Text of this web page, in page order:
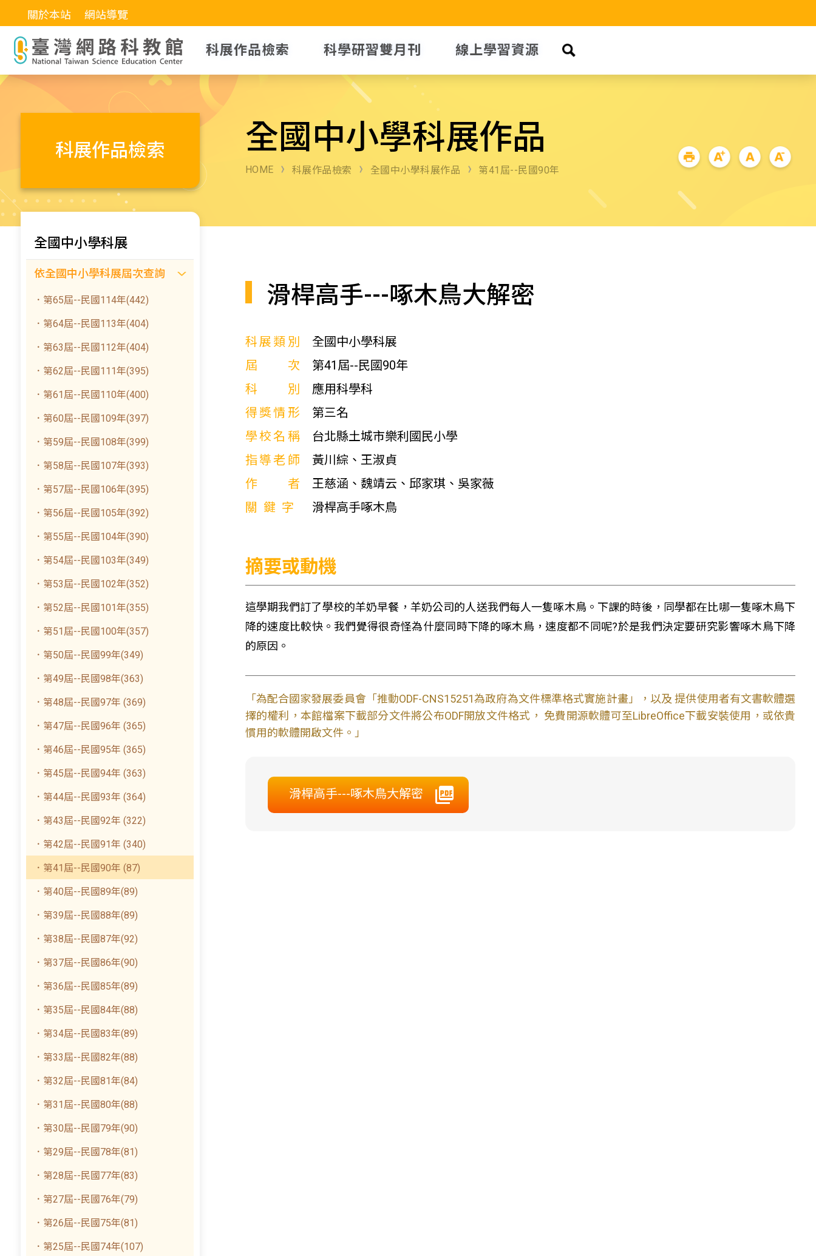
關於本站 網站導覽
科展作品檢索 科學研習雙月刊 線上學習資源
科展作品檢索 全國中小學科展作品
HOME 科展作品檢索 全國中小學科展作品 第41屆--民國90年
全國中小學科展
依全國中小學科展屆次查詢
．第65屆--民國114年(442)
．第64屆--民國113年(404)
．第63屆--民國112年(404)
．第62屆--民國111年(395)
．第61屆--民國110年(400)
．第60屆--民國109年(397)
．第59屆--民國108年(399)
．第58屆--民國107年(393)
．第57屆--民國106年(395)
．第56屆--民國105年(392)
．第55屆--民國104年(390)
．第54屆--民國103年(349)
．第53屆--民國102年(352)
．第52屆--民國101年(355)
．第51屆--民國100年(357)
．第50屆--民國99年(349)
．第49屆--民國98年(363)
．第48屆--民國97年 (369)
．第47屆--民國96年 (365)
．第46屆--民國95年 (365)
．第45屆--民國94年 (363)
．第44屆--民國93年 (364)
．第43屆--民國92年 (322)
．第42屆--民國91年 (340)
．第41屆--民國90年 (87)
．第40屆--民國89年(89)
．第39屆--民國88年(89)
．第38屆--民國87年(92)
．第37屆--民國86年(90)
．第36屆--民國85年(89)
．第35屆--民國84年(88)
．第34屆--民國83年(89)
．第33屆--民國82年(88)
．第32屆--民國81年(84)
．第31屆--民國80年(88)
．第30屆--民國79年(90)
．第29屆--民國78年(81)
．第28屆--民國77年(83)
．第27屆--民國76年(79)
．第26屆--民國75年(81)
．第25屆--民國74年(107)
滑桿高手---啄木鳥大解密
科展類別
全國中小學科展
屆次
第41屆--民國90年
科別
應用科學科
得獎情形
第三名
學校名稱
台北縣土城市樂利國民小學
指導老師
黃川綜、王淑貞
作者
王慈涵、魏靖云、邱家琪、吳家薇
關鍵字
滑桿高手啄木鳥
摘要或動機
這學期我們訂了學校的羊奶早餐，羊奶公司的人送我們每人一隻啄木鳥。下課的時後，同學都在比哪一隻啄木鳥下
降的速度比較快。我們覺得很奇怪為什麼同時下降的啄木鳥，速度都不同呢?於是我們決定要研究影響啄木鳥下降
的原因。
「為配合國家發展委員會「推動ODF-CNS15251為政府為文件標準格式實施計畫」，以及 提供使用者有文書軟體選
擇的權利，本館檔案下載部分文件將公布ODF開放文件格式， 免費開源軟體可至LibreOffice下載安裝使用，或依貴
慣用的軟體開啟文件。」
滑桿高手---啄木鳥大解密